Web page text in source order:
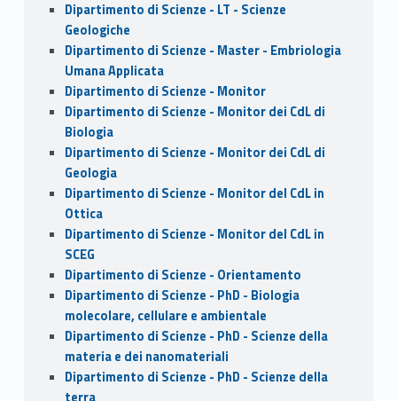
Dipartimento di Scienze - LT - Scienze
Geologiche
Dipartimento di Scienze - Master - Embriologia
Umana Applicata
Dipartimento di Scienze - Monitor
Dipartimento di Scienze - Monitor dei CdL di
Biologia
Dipartimento di Scienze - Monitor dei CdL di
Geologia
Dipartimento di Scienze - Monitor del CdL in
Ottica
Dipartimento di Scienze - Monitor del CdL in
SCEG
Dipartimento di Scienze - Orientamento
Dipartimento di Scienze - PhD - Biologia
molecolare, cellulare e ambientale
Dipartimento di Scienze - PhD - Scienze della
materia e dei nanomateriali
Dipartimento di Scienze - PhD - Scienze della